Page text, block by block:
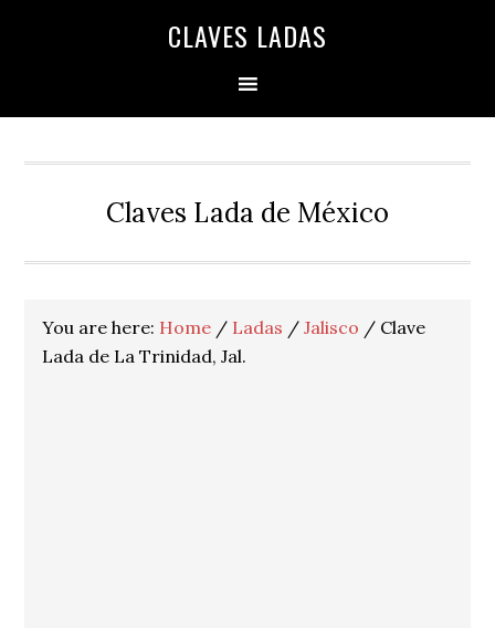
CLAVES LADAS
Claves Lada de México
You are here: Home / Ladas / Jalisco / Clave
Lada de La Trinidad, Jal.